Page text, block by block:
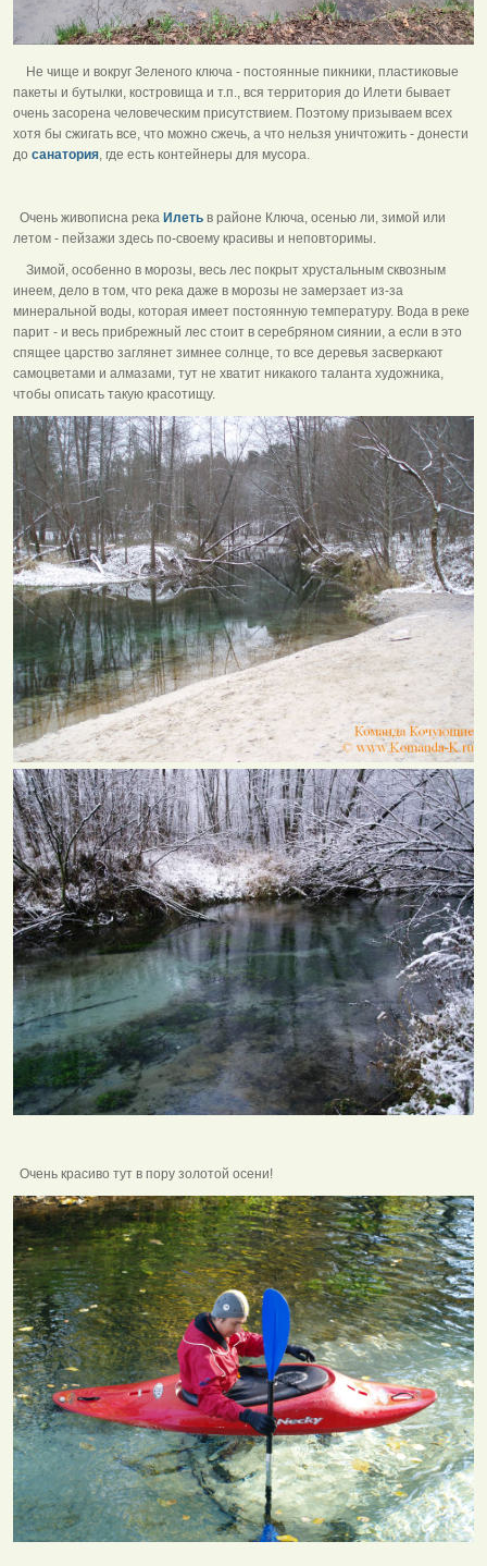
Не чище и вокруг Зеленого ключа - постоянные пикники, пластиковые
пакеты и бутылки, костровища и т.п., вся территория до Илети бывает
очень засорена человеческим присутствием. Поэтому призываем всех
хотя бы сжигать все, что можно сжечь, а что нельзя уничтожить - донести
до санатория, где есть контейнеры для мусора.
Очень живописна река Илеть в районе Ключа, осенью ли, зимой или
летом - пейзажи здесь по-своему красивы и неповторимы.
Зимой, особенно в морозы, весь лес покрыт хрустальным сквозным
инеем, дело в том, что река даже в морозы не замерзает из-за
минеральной воды, которая имеет постоянную температуру. Вода в реке
парит - и весь прибрежный лес стоит в серебряном сиянии, а если в это
спящее царство заглянет зимнее солнце, то все деревья засверкают
самоцветами и алмазами, тут не хватит никакого таланта художника,
чтобы описать такую красотищу.
Очень красиво тут в пору золотой осени!